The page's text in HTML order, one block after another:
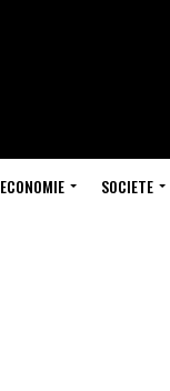
ECONOMIE SOCIETE